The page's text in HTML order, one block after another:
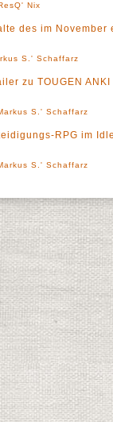
Nix
des im November
S.' Schaffarz
zu TOUGEN
S.' Schaffarz
RPG im
S.' Schaffarz